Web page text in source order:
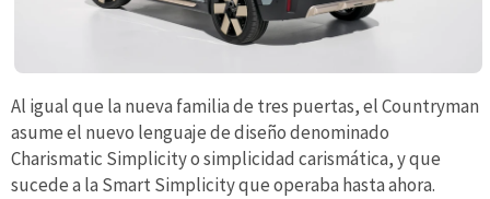
Al igual que la nueva familia de tres puertas, el Countryman
asume el nuevo lenguaje de diseño denominado
Charismatic Simplicity o simplicidad carismática, y que
sucede a la Smart Simplicity que operaba hasta ahora.